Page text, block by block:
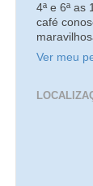
4ª e 6ª as
café
Ver meu